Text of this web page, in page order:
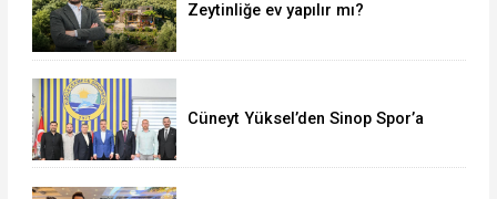
Zeytinliğe ev yapılır mı?
Cüneyt Yüksel’den Sinop Spor’a